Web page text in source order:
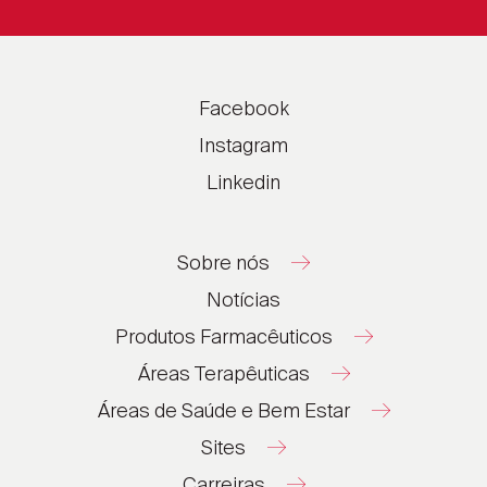
Facebook
Instagram
Linkedin
Sobre nós
Notícias
Produtos Farmacêuticos
Áreas Terapêuticas
Áreas de Saúde e Bem Estar
Sites